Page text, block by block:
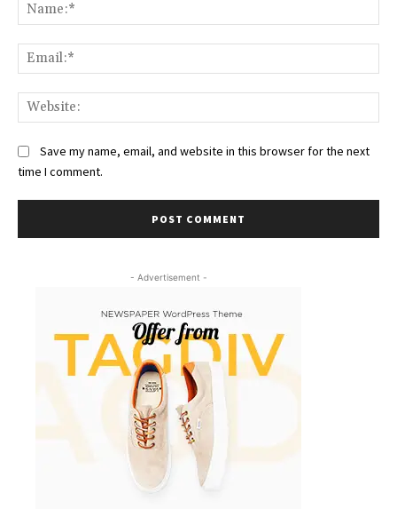
Save my name, email, and website in this browser for the next
time I comment.
- Advertisement -